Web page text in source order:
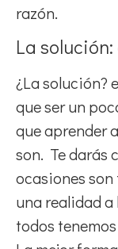
razón.
La
¿La solución?
que ser un
que aprender
son. Te darás
ocasiones
una realidad a
todos